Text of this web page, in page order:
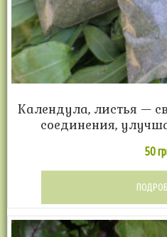
Календула, листья —
соединения,
50